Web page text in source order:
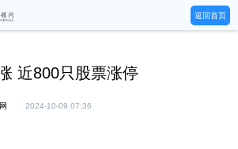
返回首页
近800只股票涨停
2024-10-09 07:36